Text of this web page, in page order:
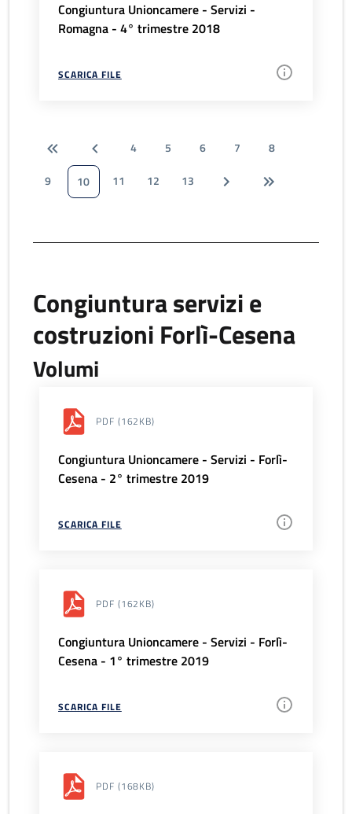
Congiuntura Unioncamere - Servizi -
Romagna - 4° trimestre 2018
SCARICA FILE
4 5 6 7
8
9
10 11 12 13
Congiuntura servizi e
costruzioni Forlì-Cesena
Volumi
PDF (162KB)
Congiuntura Unioncamere - Servizi - Forlì-
Cesena - 2° trimestre 2019
SCARICA FILE
PDF (162KB)
Congiuntura Unioncamere - Servizi - Forlì-
Cesena - 1° trimestre 2019
SCARICA FILE
PDF (168KB)